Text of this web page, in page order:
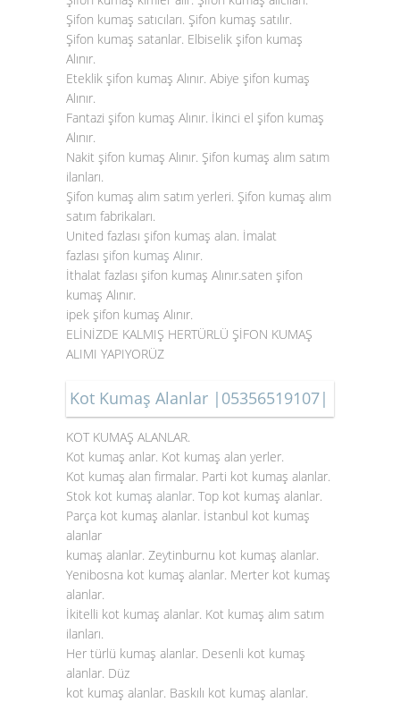
Şifon kumaş satıcıları. Şifon kumaş satılır.
Şifon kumaş satanlar. Elbiselik şifon kumaş
Alınır.
Eteklik şifon kumaş Alınır. Abiye şifon kumaş
Alınır.
Fantazi şifon kumaş Alınır. İkinci el şifon kumaş
Alınır.
Nakit şifon kumaş Alınır. Şifon kumaş alım satım
ilanları.
Şifon kumaş alım satım yerleri. Şifon kumaş alım
satım fabrikaları.
United fazlası şifon kumaş alan. İmalat
fazlası şifon kumaş Alınır.
İthalat fazlası şifon kumaş Alınır.saten şifon
kumaş Alınır.
ipek şifon kumaş Alınır.
ELİNİZDE KALMIŞ HERTÜRLÜ ŞİFON KUMAŞ
ALIMI YAPIYORÜZ
Kot Kumaş Alanlar |05356519107|
KOT KUMAŞ ALANLAR.
Kot kumaş anlar. Kot kumaş alan yerler.
Kot kumaş alan firmalar. Parti kot kumaş alanlar.
Stok kot kumaş alanlar. Top kot kumaş alanlar.
Parça kot kumaş alanlar. İstanbul kot kumaş
alanlar
kumaş alanlar. Zeytinburnu kot kumaş alanlar.
Yenibosna kot kumaş alanlar. Merter kot kumaş
alanlar.
İkitelli kot kumaş alanlar. Kot kumaş alım satım
ilanları.
Her türlü kumaş alanlar. Desenli kot kumaş
alanlar. Düz
kot kumaş alanlar. Baskılı kot kumaş alanlar.